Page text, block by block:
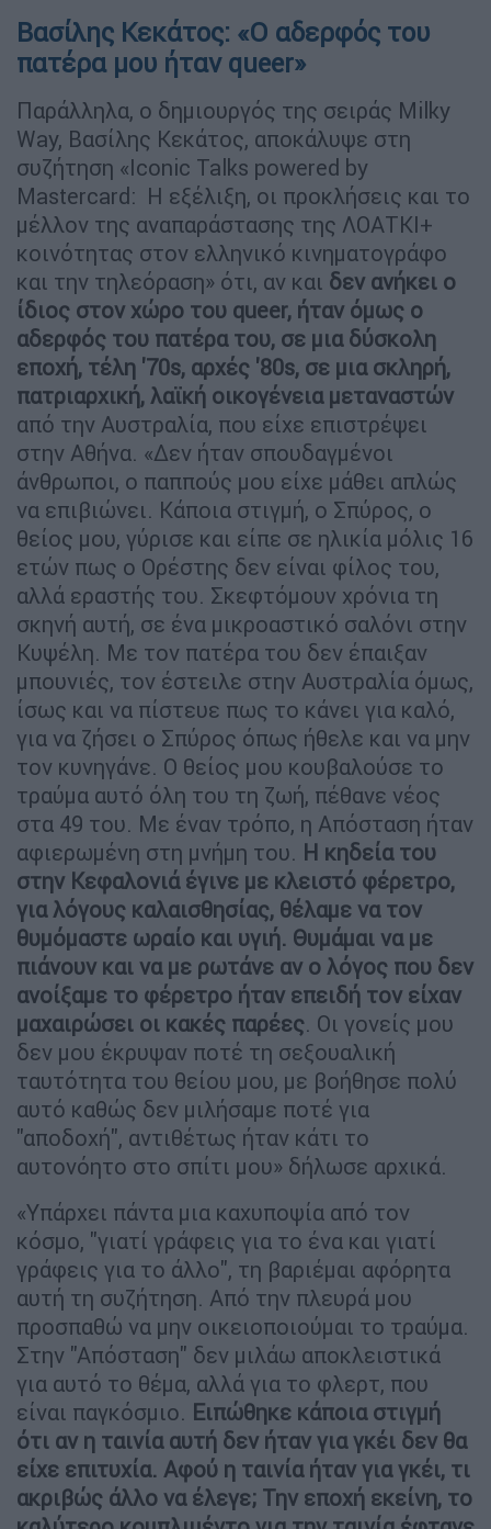
Βασίλης Κεκάτος: «Ο αδερφός του
πατέρα μου ήταν queer»
Παράλληλα, ο δημιουργός της σειράς Milky
Way, Βασίλης Κεκάτος, αποκάλυψε στη
συζήτηση «Iconic Talks powered by
Mastercard: Η εξέλιξη, οι προκλήσεις και το
μέλλον της αναπαράστασης της ΛΟΑΤΚΙ+
κοινότητας στον ελληνικό κινηματογράφο
και την τηλεόραση» ότι, αν και δεν ανήκει ο
ίδιος στον χώρο του queer, ήταν όμως ο
αδερφός του πατέρα του, σε μια δύσκολη
εποχή, τέλη '70s, αρχές '80s, σε μια σκληρή,
πατριαρχική, λαϊκή οικογένεια μεταναστών
από την Αυστραλία, που είχε επιστρέψει
στην Αθήνα. «Δεν ήταν σπουδαγμένοι
άνθρωποι, ο παππούς μου είχε μάθει απλώς
να επιβιώνει. Κάποια στιγμή, ο Σπύρος, ο
θείος μου, γύρισε και είπε σε ηλικία μόλις 16
ετών πως ο Ορέστης δεν είναι φίλος του,
αλλά εραστής του. Σκεφτόμουν χρόνια τη
σκηνή αυτή, σε ένα μικροαστικό σαλόνι στην
Κυψέλη. Με τον πατέρα του δεν έπαιξαν
μπουνιές, τον έστειλε στην Αυστραλία όμως,
ίσως και να πίστευε πως το κάνει για καλό,
για να ζήσει ο Σπύρος όπως ήθελε και να μην
τον κυνηγάνε. Ο θείος μου κουβαλούσε το
τραύμα αυτό όλη του τη ζωή, πέθανε νέος
στα 49 του. Με έναν τρόπο, η Απόσταση ήταν
αφιερωμένη στη μνήμη του. Η κηδεία του
στην Κεφαλονιά έγινε με κλειστό φέρετρο,
για λόγους καλαισθησίας, θέλαμε να τον
θυμόμαστε ωραίο και υγιή. Θυμάμαι να με
πιάνουν και να με ρωτάνε αν ο λόγος που δεν
ανοίξαμε το φέρετρο ήταν επειδή τον είχαν
μαχαιρώσει οι κακές παρέες. Οι γονείς μου
δεν μου έκρυψαν ποτέ τη σεξουαλική
ταυτότητα του θείου μου, με βοήθησε πολύ
αυτό καθώς δεν μιλήσαμε ποτέ για
"αποδοχή", αντιθέτως ήταν κάτι το
αυτονόητο στο σπίτι μου» δήλωσε αρχικά.
«Υπάρχει πάντα μια καχυποψία από τον
κόσμο, "γιατί γράφεις για το ένα και γιατί
γράφεις για το άλλο", τη βαριέμαι αφόρητα
αυτή τη συζήτηση. Από την πλευρά μου
προσπαθώ να μην οικειοποιούμαι το τραύμα.
Στην "Απόσταση" δεν μιλάω αποκλειστικά
για αυτό το θέμα, αλλά για το φλερτ, που
είναι παγκόσμιο. Ειπώθηκε κάποια στιγμή
ότι αν η ταινία αυτή δεν ήταν για γκέι δεν θα
είχε επιτυχία. Αφού η ταινία ήταν για γκέι, τι
ακριβώς άλλο να έλεγε; Την εποχή εκείνη, το